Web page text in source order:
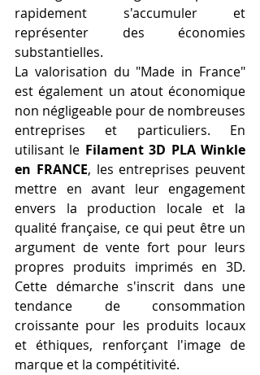
rapidement s'accumuler et
représenter des économies
substantielles.
La valorisation du "Made in France"
est également un atout économique
non négligeable pour de nombreuses
entreprises et particuliers. En
utilisant le Filament 3D PLA Winkle
en FRANCE, les entreprises peuvent
mettre en avant leur engagement
envers la production locale et la
qualité française, ce qui peut être un
argument de vente fort pour leurs
propres produits imprimés en 3D.
Cette démarche s'inscrit dans une
tendance de consommation
croissante pour les produits locaux
et éthiques, renforçant l'image de
marque et la compétitivité.